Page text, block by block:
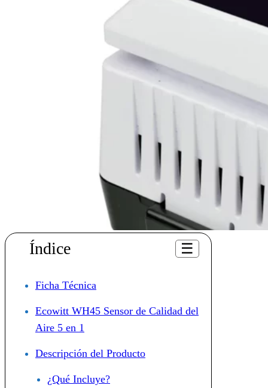
Índice ☰
Ficha Técnica
Ecowitt WH45 Sensor de Calidad del
Aire 5 en 1
Descripción del Producto
¿Qué Incluye?